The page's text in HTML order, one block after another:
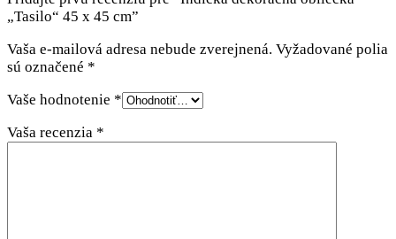
„Tasilo“ 45 x 45 cm”
Vaša e-mailová adresa nebude zverejnená. Vyžadované polia
sú označené *
Vaše hodnotenie *
Vaša recenzia *